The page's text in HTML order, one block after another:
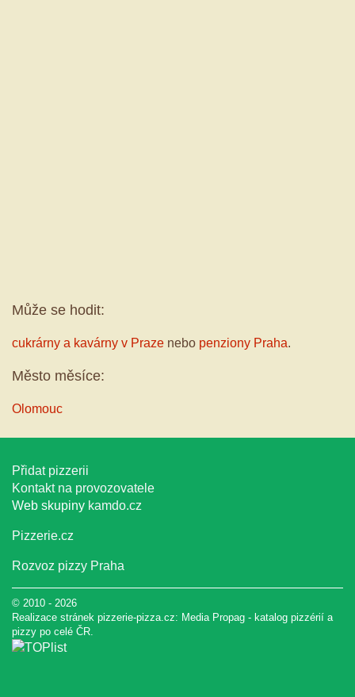
Může se hodit:
cukrárny a kavárny v Praze nebo penziony Praha.
Město měsíce:
Olomouc
Přidat pizzerii
Kontakt na provozovatele
Web skupiny kamdo.cz
Pizzerie.cz
Rozvoz pizzy Praha
© 2010 - 2026
Realizace stránek pizzerie-pizza.cz: Media Propag - katalog pizzérií a
pizzy po celé ČR.